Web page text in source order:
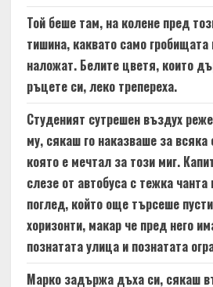
Той беше там, на колене пред
тишина, каквато само гробищата
наложат. Белите цветя, които
ръцете си, леко трепереха.
Студеният сутрешен въздух
му, сякаш го наказваше за всяка
която е мечтал за този миг.
слезе от автобуса с тежка чанта
поглед, който още търсеше
хоризонти, макар че пред него
познатата улица и познатата
Марко задържа дъха си, сякаш